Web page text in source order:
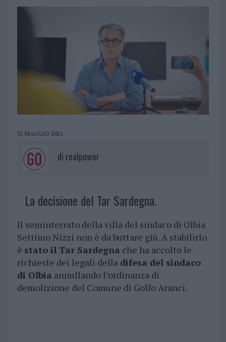
31 MAGGIO 2021
di realpower
La decisione del Tar Sardegna.
Il seminterrato della villa del sindaco di Olbia
Settimo Nizzi non è da buttare giù. A stabilirlo
è stato il Tar Sardegna che ha accolto le
richieste dei legali della difesa del sindaco
di Olbia annullando l’ordinanza di
demolizione del Comune di Golfo Aranci.